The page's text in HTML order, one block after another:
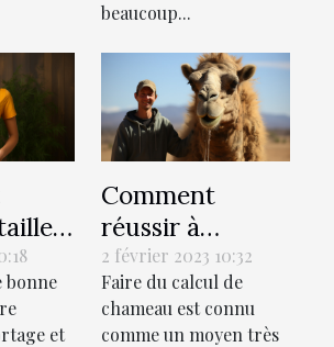
beaucoup...
son
bonne
et
Comment
réussir à
estimer votre
valeur en
chameaux ?
2 février 2023 10:32
Faire du calcul de
chameau est connu
comme un moyen très